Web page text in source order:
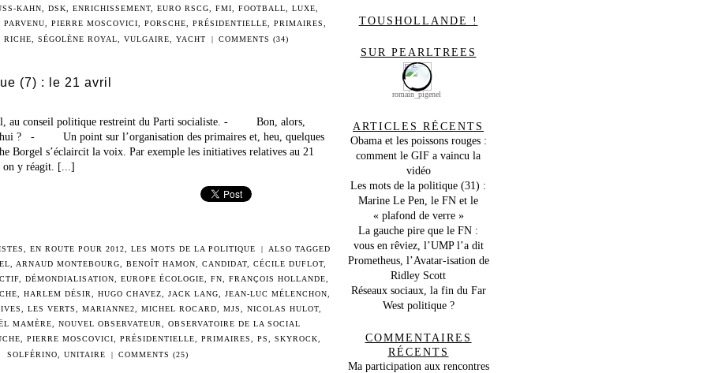
KAHN
DSK ENRICHISSEMENT EURO RSCG FMI FOOTBALL LUXE
PARVENU PIERRE MOSCOVICI PORSCHE PRÉSIDENTIELLE PRIMAIRES
RICHE ,SÉGOLÈNE ROYAL ,VULGAIRE ,YACHT | COMMENTS (34)
(7) : le 21 avril
au conseil politique restreint du Parti socialiste. - Bon, alors,
? - Un point sur l’organisation des primaires et, heu, quelques
Borgel s’éclaircit la voix. Par exemple les initiatives relatives au 21
on y réagit. [...]
,EN ROUTE POUR 2012 ,LES MOTS DE LA POLITIQUE |
ALSO TAGGED
ARNAUD MONTEBOURG BENOÎT HAMON CANDIDAT CÉCILE DUFLOT
, DÉMONDIALISATION EUROPE ÉCOLOGIE FN FRANÇOIS HOLLANDE
HARLEM DÉSIR HUGO CHAVEZ JACK LANG JEAN-LUC MÉLENCHON
LES VERTS MARIANNE2 MICHEL ROCARD MJS NICOLAS HULOT,
MAMÈRE
NOUVEL OBSERVATEUR
OBSERVATOIRE DE LA SOCIAL
PIERRE MOSCOVICI PRÉSIDENTIELLE PRIMAIRES PS SKYROCK
SOLFÉRINO
,UNITAIRE | COMMENTS (25)
TOUSHOLLANDE !
SUR PEARLTREES
romain_pigenel
ARTICLES RÉCENTS
Obama et les poissons rouges :
comment le GIF a vaincu la
vidéo
Les mots de la politique (31) :
Marine Le Pen, le FN et le
« plafond de verre »
La gauche pire que le FN :
vous en rêviez, l’UMP l’a dit
Prometheus, l’Avatar-isation de
Ridley Scott
Réseaux sociaux, la fin du Far
West politique ?
COMMENTAIRES
RÉCENTS
Ma participation aux rencontres